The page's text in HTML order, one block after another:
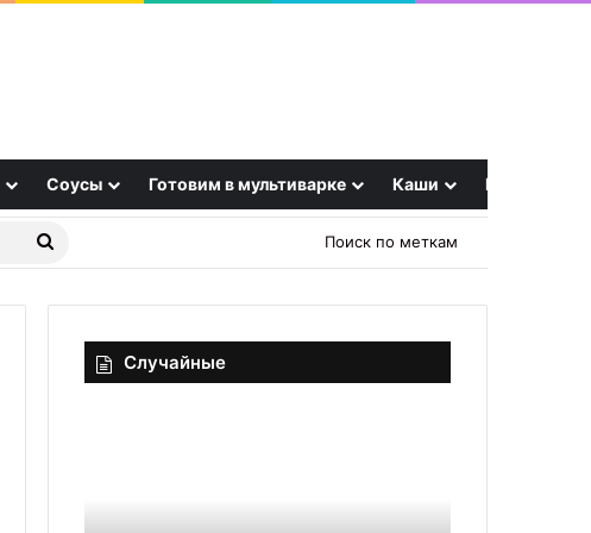
Соусы Готовим в мультиварке Каши Еще
Найти
Поиск по меткам
Случайные